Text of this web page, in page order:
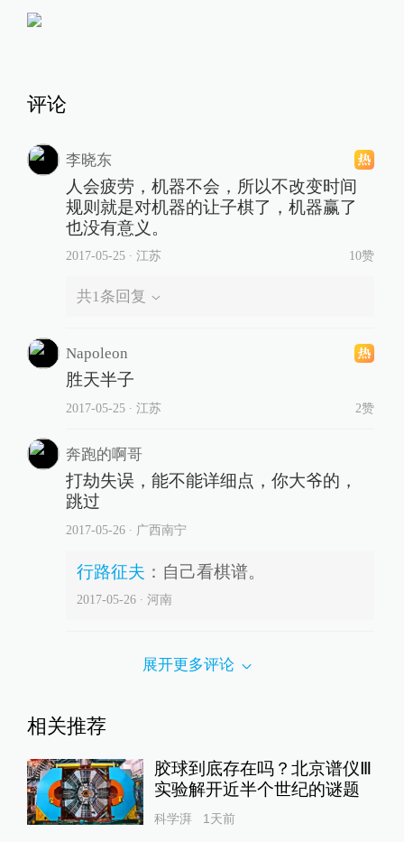
评论
李晓东
人会疲劳，机器不会，所以不改变时间
规则就是对机器的让子棋了，机器赢了
也没有意义。
2017-05-25∙ 江苏 10赞
共1条回复
Napoleon
胜天半子
2017-05-25∙ 江苏 2赞
奔跑的啊哥
打劫失误，能不能详细点，你大爷的，
跳过
2017-05-26∙ 广西南宁
行路征夫 ： 自己看棋谱。
2017-05-26∙ 河南
展开更多评论
相关推荐
胶球到底存在吗？北京谱仪Ⅲ
实验解开近半个世纪的谜题
科学湃 1天前